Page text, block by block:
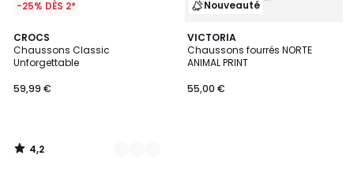
-25% DÈS 2*
CROCS
Chaussons Classic
Unforgettable
59,99 €
4,2
/ 5
3
Couleurs
4,2
/
Nouveauté
VICTORIA
Chaussons fourrés NORTE
ANIMAL PRINT
55,00 €